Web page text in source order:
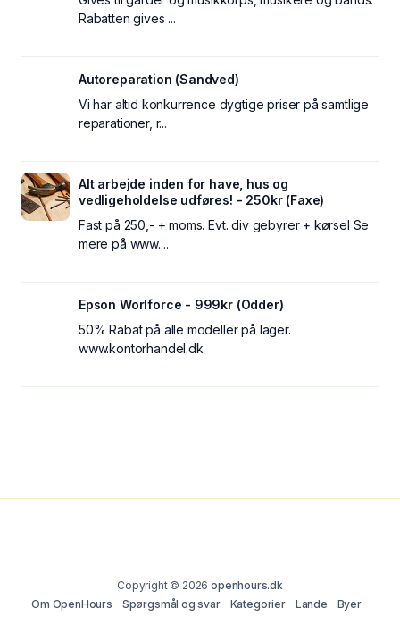
Rabatten gives ...
Autoreparation (Sandved)
Vi har altid konkurrence dygtige priser på samtlige
reparationer, r...
Alt arbejde inden for have, hus og
vedligeholdelse udføres! - 250kr (Faxe)
Fast på 250,- + moms. Evt. div gebyrer + kørsel Se
mere på www....
Epson Worlforce - 999kr (Odder)
50% Rabat på alle modeller på lager.
www.kontorhandel.dk
Copyright © 2026openhours.dk
Om OpenHours
Spørgsmål og svar Kategorier Lande
Byer